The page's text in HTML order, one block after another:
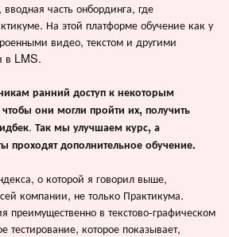
часть онбординга, где
На этой платформе обучение как у
видео, текстом и другими
в LMS.
ранний доступ к некоторым
они могли пройти их, получить
. Так мы улучшаем курс, а
проходят дополнительное обучение.
о которой я говорил выше,
компании, не только Практикума.
преимущественно в текстово-графическом
тестирование, которое показывает,